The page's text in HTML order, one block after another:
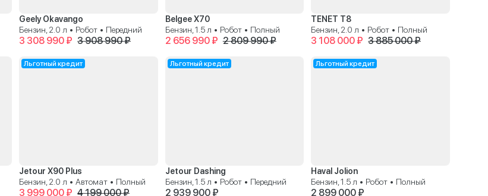
Geely Okavango
Бензин, 2.0 л • Робот • Передний
3 308 990 ₽ 3 908 990 ₽
Belgee X70
Бензин, 1.5 л • Робот • Полный
2 656 990 ₽ 2 809 990 ₽
TENET T8
Бензин, 2.0 л • Робот • Полный
3 108 000 ₽ 3 885 000 ₽
Льготный кредит
Jetour X90 Plus
Бензин, 2.0 л • Автомат • Полный
3 999 000 ₽ 4 199 000 ₽
Льготный кредит
Jetour Dashing
Бензин, 1.5 л • Робот • Передний
2 939 900 ₽
Льготный кредит
Haval Jolion
Бензин, 1.5 л • Робот • Полный
2 899 000 ₽